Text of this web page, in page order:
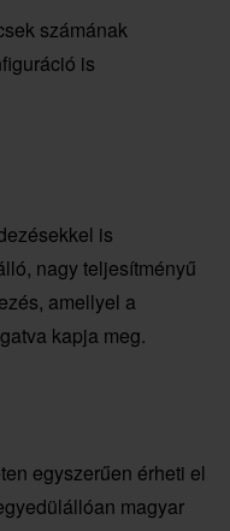
számának
is
is
nagy teljesítményű
amellyel a
kapja meg.
egyszerűen érheti el
magyar